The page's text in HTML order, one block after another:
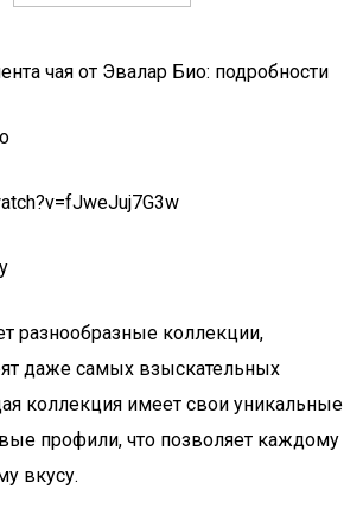
чая от Эвалар Био: подробности
разнообразные коллекции,
даже самых взыскательных
коллекция имеет свои уникальные
профили, что позволяет каждому
вкусу.